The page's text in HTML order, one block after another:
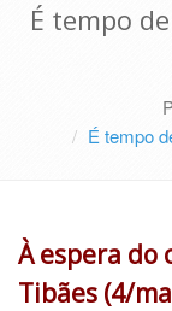
É tempo
É tempo
À espera do
Tibães (4/